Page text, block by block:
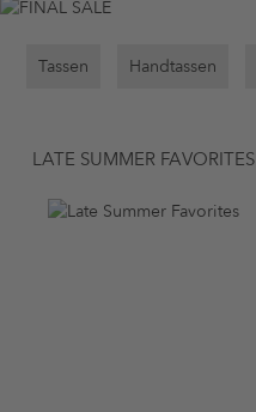
Tassen Handtassen
LATE SUMMER FAVORITES